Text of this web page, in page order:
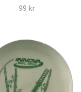
99 kr